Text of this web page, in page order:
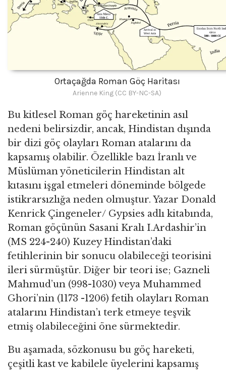
Ortaçağda Roman Göç Haritası
Arienne King (CC BY-NC-SA)
Bu kitlesel Roman göç hareketinin asıl
nedeni belirsizdir, ancak, Hindistan dışında
bir dizi göç olayları Roman atalarını da
kapsamış olabilir. Özellikle bazı İranlı ve
Müslüman yöneticilerin Hindistan alt
kıtasını işgal etmeleri döneminde bölgede
istikrarsızlığa neden olmuştur. Yazar Donald
Kenrick Çingeneler/ Gypsies adlı kitabında,
Roman göçünün Sasani Kralı I.Ardashir’in
(MS 224-240) Kuzey Hindistan’daki
fetihlerinin bir sonucu olabileceği teorisini
ileri sürmüştür. Diğer bir teori ise; Gazneli
Mahmud’un (998-1030) veya Muhammed
Ghori’nin (1173 -1206) fetih olayları Roman
atalarını Hindistan’ı terk etmeye teşvik
etmiş olabileceğini öne sürmektedir.
Bu aşamada, sözkonusu bu göç hareketi,
çeşitli kast ve kabilele üyelerini kapsamış